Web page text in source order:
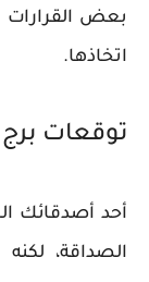
بعض القرارات
اتخاذها.
توقعات
أحد أصدقائك
الصداقة،